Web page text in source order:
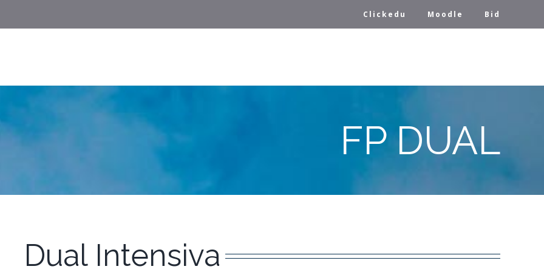
Clickedu Moodle Bid
FP DUAL
Dual Intensiva